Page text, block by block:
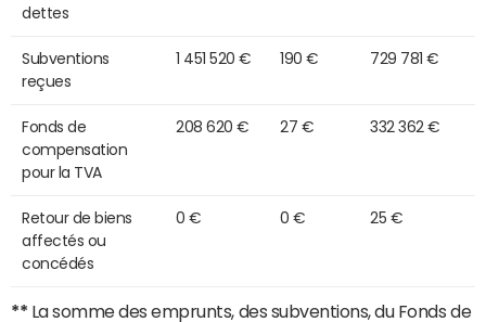
dettes
Subventions
reçues
1 451 520 € 190 € 729 781 €
Fonds de
compensation
pour la TVA
208 620 € 27 € 332 362 €
Retour de biens
affectés ou
concédés
0 € 0 € 25 €
** La somme des emprunts, des subventions, du Fonds de